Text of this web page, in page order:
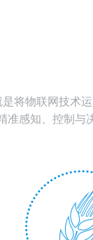
是将物联网技术
准感知、控制与